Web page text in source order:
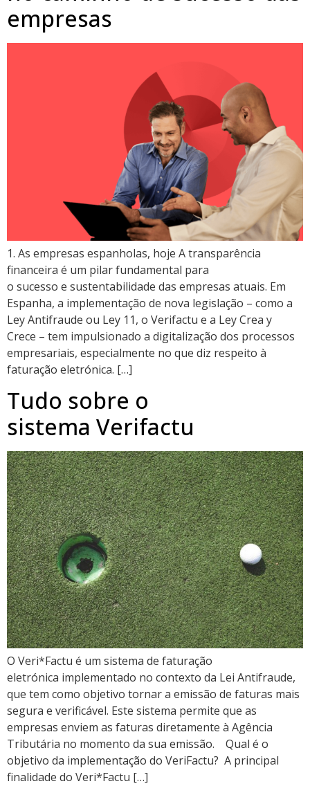
empresas
1. As empresas espanholas, hoje A transparência
financeira é um pilar fundamental para
o sucesso e sustentabilidade das empresas atuais. Em
Espanha, a implementação de nova legislação – como a
Ley Antifraude ou Ley 11, o Verifactu e a Ley Crea y
Crece – tem impulsionado a digitalização dos processos
empresariais, especialmente no que diz respeito à
faturação eletrónica. […]
Tudo sobre o
sistema Verifactu
O Veri*Factu é um sistema de faturação
eletrónica implementado no contexto da Lei Antifraude,
que tem como objetivo tornar a emissão de faturas mais
segura e verificável. Este sistema permite que as
empresas enviem as faturas diretamente à Agência
Tributária no momento da sua emissão. Qual é o
objetivo da implementação do VeriFactu? A principal
finalidade do Veri*Factu […]